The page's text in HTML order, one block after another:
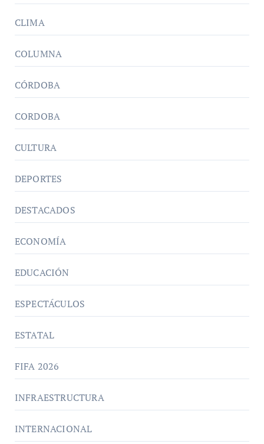
CLIMA
COLUMNA
CÓRDOBA
CORDOBA
CULTURA
DEPORTES
DESTACADOS
ECONOMÍA
EDUCACIÓN
ESPECTÁCULOS
ESTATAL
FIFA 2026
INFRAESTRUCTURA
INTERNACIONAL